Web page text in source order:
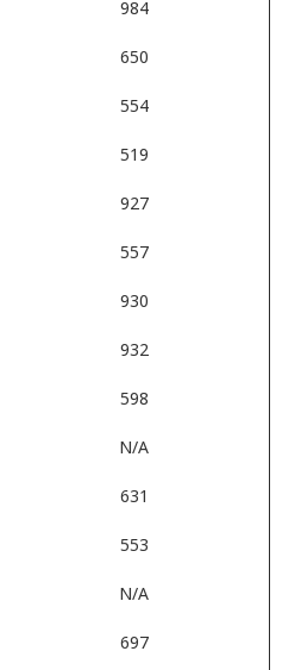
984
650
554
519
927
557
930
932
598
N/A
631
553
N/A
697